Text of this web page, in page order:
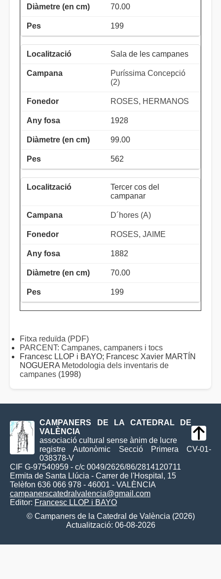
70.00
199
Sala de les campanes
Puríssima Concepció
(2)
ROSES, HERMANOS
1928
99.00
562
Tercer cos del
campanar
D´hores (A)
ROSES, JAIME
1882
70.00
199
Fitxa reduïda (PDF)
PARCENT: Campanes, campaners i tocs
Francesc LLOP i BAYO; Francesc Xavier MARTÍN
NOGUERA Metodologia dels inventaris de
campanes (1998)
CAMPANERS DE LA CATEDRAL DE
VALÈNCIA
associació cultural sense ànim de lucre
registre Autonòmic Secció Primera CV-01-
038378-V
CIF G-97540959 - c/c 0049/2626/86/2814120711
Ermita de Santa Llúcia - Carrer de l'Hospital, 15
Telèfon 636 066 978 - 46001 - VALÈNCIA
campanerscatedralvalencia@gmail.com
Editor: Francesc LLOP i BAYO
© Campaners de la Catedral de València (2026)
Actualització: 06-08-2026